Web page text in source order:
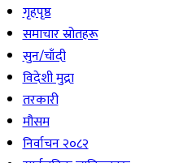
गृहपृष्ठ
समाचार स्रोतहरू
सुन/चाँदी
विदेशी मुद्रा
तरकारी
मौसम
निर्वाचन २०८२